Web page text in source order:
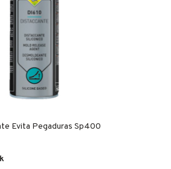
Evita Pegaduras Sp400